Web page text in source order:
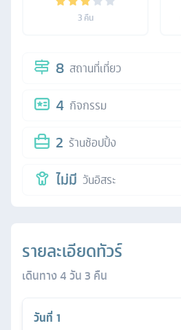
3คืน
8 สถานที่เที่ยว
4 กิจกรรม
2 ร้านช้อปปิ้ง
ไม่มี วันอิสระ
รายละเอียดทัวร์
เดินทาง4วัน3 คืน
วันที่ 1